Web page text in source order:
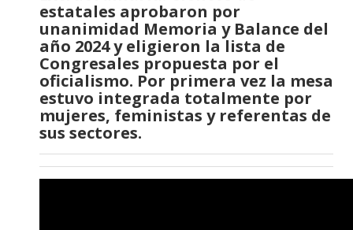
estatales aprobaron por
unanimidad Memoria y Balance del
año 2024 y eligieron la lista de
Congresales propuesta por el
oficialismo. Por primera vez la mesa
estuvo integrada totalmente por
mujeres, feministas y referentas de
sus sectores.